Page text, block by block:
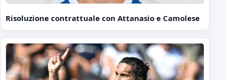
Risoluzione contrattuale con Attanasio e Camolese